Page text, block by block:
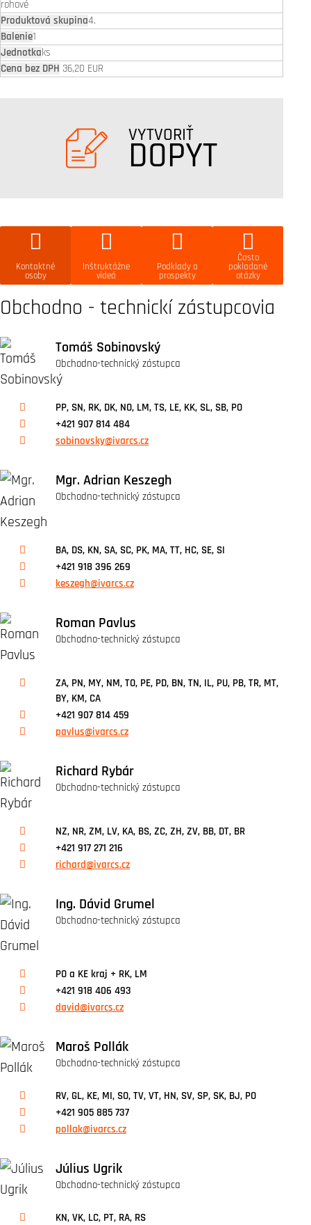
rohové
4.
1
ks
36,20 EUR
VYTVORIŤ
DOPYT
Kontaktné
osoby
Inštruktážne
videá
Podklady a
prospekty
Často
pokladané
otázky
Obchodno - technickí zástupcovia
Tomáš Sobinovský
Obchodno-technický zástupca
PP, SN, RK, DK, NO, LM, TS, LE, KK, SL, SB, PO
+421 907 814 484
sobinovsky@ivarcs.cz
Mgr. Adrian Keszegh
Obchodno-technický zástupca
BA, DS, KN, SA, SC, PK, MA, TT, HC, SE, SI
+421 918 396 269
keszegh@ivarcs.cz
Roman Pavlus
Obchodno-technický zástupca
ZA, PN, MY, NM, TO, PE, PD, BN, TN, IL, PU, PB, TR, MT,
BY, KM, CA
+421 907 814 459
pavlus@ivarcs.cz
Richard Rybár
Obchodno-technický zástupca
NZ, NR, ZM, LV, KA, BS, ZC, ZH, ZV, BB, DT, BR
+421 917 271 216
richard@ivarcs.cz
Ing. Dávid Grumel
Obchodno-technický zástupca
PO a KE kraj + RK, LM
+421 918 406 493
david@ivarcs.cz
Maroš Pollák
Obchodno-technický zástupca
RV, GL, KE, MI, SO, TV, VT, HN, SV, SP, SK, BJ, PO
+421 905 885 737
pollak@ivarcs.cz
Július Ugrik
Obchodno-technický zástupca
KN, VK, LC, PT, RA, RS